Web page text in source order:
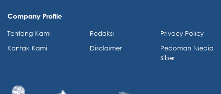
Company Profile
Tentang Kami
Kontak Kami
Redaksi
Disclaimer
Privacy Policy
Pedoman Media
Siber